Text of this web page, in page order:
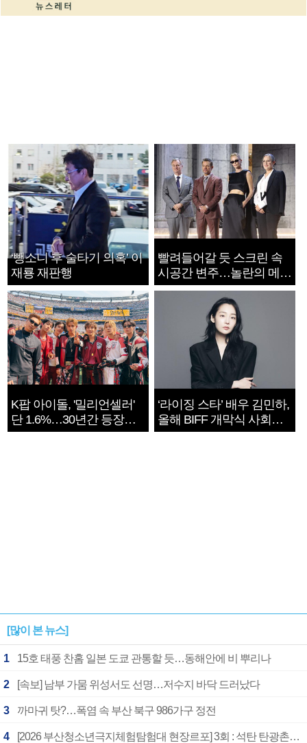
‘뺑소니 후 술타기 의혹’ 이
재룡 재판행
빨려들어갈 듯 스크린 속
시공간 변주…놀란의 메시
지는 ‘전쟁 속죄’
K팝 아이돌, '밀리언셀러'
단 1.6%…30년간 등장
1182개팀 전수조사
‘라이징 스타’ 배우 김민하,
올해 BIFF 개막식 사회자
확정
[많이 본 뉴스]
1 15호 태풍 찬홈 일본 도쿄 관통할 듯…동해안에 비 뿌리나
2 [속보] 남부 가뭄 위성서도 선명…저수지 바닥 드러났다
3 까마귀 탓?…폭염 속 부산 북구 986가구 정전
4 [2026 부산청소년극지체험탐험대 현장르포] 3회 : 석탄 탄광촌에서 북극 연구의 중심지로